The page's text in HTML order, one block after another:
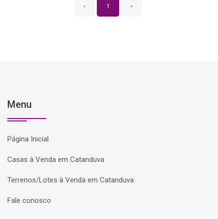
‹ 1 ›
Menu
Página Inicial
Casas à Venda em Catanduva
Terrenos/Lotes à Venda em Catanduva
Fale conosco